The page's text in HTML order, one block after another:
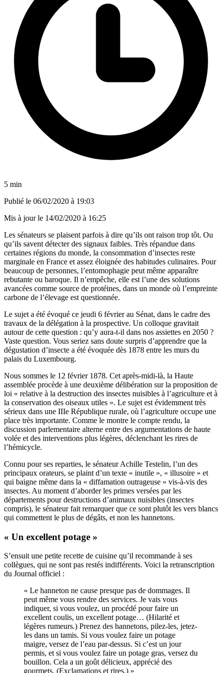
5 min
Publié le 06/02/2020 à 19:03
Mis à jour le 14/02/2020 à 16:25
Les sénateurs se plaisent parfois à dire qu’ils ont raison trop tôt. Ou
qu’ils savent détecter des signaux faibles. Très répandue dans
certaines régions du monde, la consommation d’insectes reste
marginale en France et assez éloignée des habitudes culinaires. Pour
beaucoup de personnes, l’entomophagie peut même apparaître
rebutante ou baroque. Il n’empêche, elle est l’une des solutions
avancées comme source de protéines, dans un monde où l’empreinte
carbone de l’élevage est questionnée.
Le sujet a été évoqué ce jeudi 6 février au Sénat, dans le cadre des
travaux de la délégation à la prospective. Un colloque gravitait
autour de cette question : qu’y aura-t-il dans nos assiettes en 2050 ?
Vaste question. Vous seriez sans doute surpris d’apprendre que la
dégustation d’insecte a été évoquée dès 1878 entre les murs du
palais du Luxembourg.
Nous sommes le 12 février 1878. Cet après-midi-là, la Haute
assemblée procède à une deuxième délibération sur la proposition de
loi « relative à la destruction des insectes nuisibles à l’agriculture et à
la conservation des oiseaux utiles ». Le sujet est évidemment très
sérieux dans une IIIe République rurale, où l’agriculture occupe une
place très importante. Comme le montre le compte rendu, la
discussion parlementaire alterne entre des argumentations de haute
volée et des interventions plus légères, déclenchant les rires de
l’hémicycle.
Connu pour ses reparties, le sénateurAchille Testelin, l’un des
principaux orateurs, se plaint d’un texte « inutile », « illusoire » et
qui baigne même dans la « diffamation outrageuse » vis-à-vis des
insectes. Au moment d’aborder les primes versées par les
départements pour destructions d’animaux nuisibles (insectes
compris), le sénateur fait remarquer que ce sont plutôt les vers blancs
qui commettent le plus de dégâts, et non les hannetons.
« Un excellent potage »
S’ensuit une petite recette de cuisine qu’il recommande à ses
collègues, qui ne sont pas restés indifférents. Voici la retranscription
du Journal officiel :
« Le hanneton ne cause presque pas de dommages. Il
peut même vous rendre des services. Je vais vous
indiquer, si vous voulez, un procédé pour faire un
excellent coulis, un excellent potage… (Hilarité et
légères rumeurs.) Prenez des hannetons, pilez-les, jetez-
les dans un tamis. Si vous voulez faire un potage
maigre, versez de l’eau par-dessus. Si c’est un jour
permis, et si vous voulez faire un potage gras, versez du
bouillon. Cela a un goût délicieux, apprécié des
gourmets. (Exclamations et rires.) »